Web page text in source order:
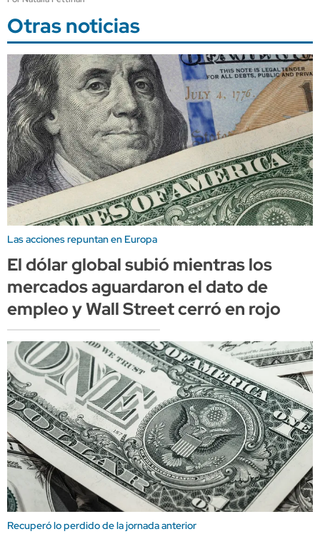
Otras noticias
Las acciones repuntan en Europa
El dólar global subió mientras los
mercados aguardaron el dato de
empleo y Wall Street cerró en rojo
Recuperó lo perdido de la jornada anterior